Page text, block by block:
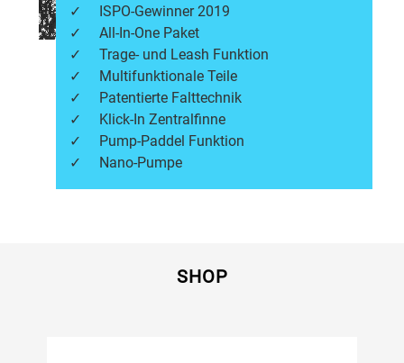
✓
ISPO-Gewinner 2019
✓
All-In-One Paket
✓
Trage- und Leash Funktion
✓
Multifunktionale Teile
✓
Patentierte Falttechnik
✓
Klick-In Zentralfinne
✓
Pump-Paddel Funktion
✓
Nano-Pumpe
SHOP